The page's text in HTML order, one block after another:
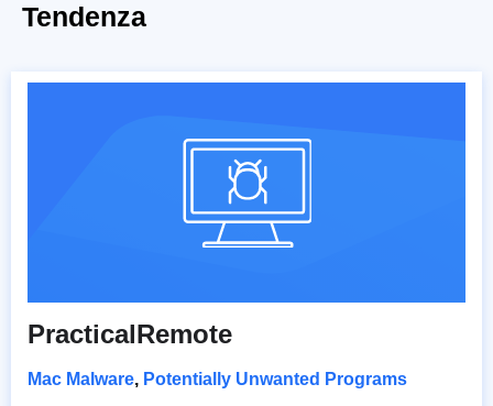
Tendenza
PracticalRemote
Mac Malware, Potentially Unwanted Programs